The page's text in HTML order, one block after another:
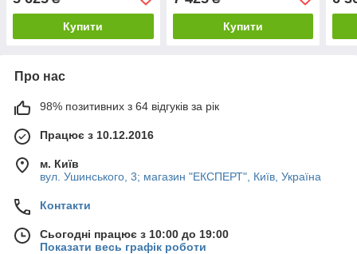
Купити Купити
Про нас
98% позитивних з 64 відгуків за рік
Працює з 10.12.2016
м. Київ
вул. Ушинського, 3; магазин "ЕКСПЕРТ", Київ, Україна
Контакти
Сьогодні працює з 10:00 до 19:00
Показати весь графік роботи